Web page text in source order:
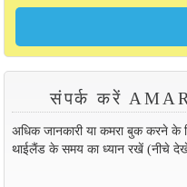
संपर्क करें
अधिक जानकारी या कमरा बुक करने
थाईलैंड के समय का ध्यान रखें (नीचे